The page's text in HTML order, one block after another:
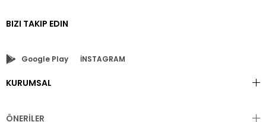
BIZI TAKIP EDIN
Google Play İNSTAGRAM
KURUMSAL
ÖNERİLER